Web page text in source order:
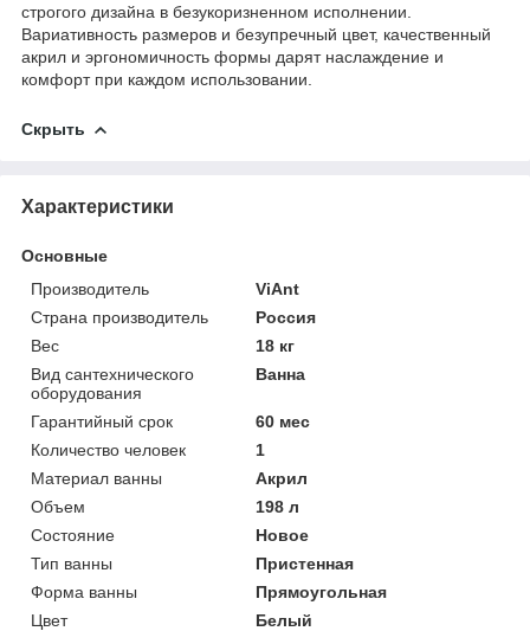
строгого дизайна в безукоризненном исполнении.
Вариативность размеров и безупречный цвет, качественный
акрил и эргономичность формы дарят наслаждение и
комфорт при каждом использовании.
Скрыть
Характеристики
Основные
Производитель
ViAnt
Страна производитель
Россия
Вес
18 кг
Вид сантехнического
оборудования
Ванна
Гарантийный срок
60 мес
Количество человек
1
Материал ванны
Акрил
Объем
198 л
Состояние
Новое
Тип ванны
Пристенная
Форма ванны
Прямоугольная
Цвет
Белый